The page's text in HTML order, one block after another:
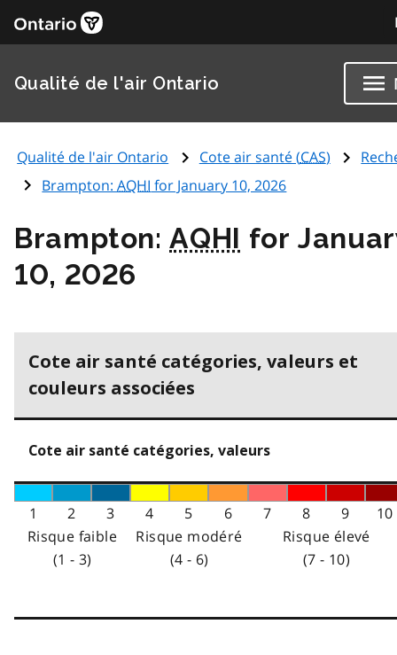
Qualité de l'air Ontario
Qualité de l'air Ontario Cote air santé (CAS)
Brampton:AQHI for January 10, 2026
Brampton:AQHI for
10, 2026
Cote air santé catégories, valeurs et
couleurs associées
Cote air santé catégories, valeurs
1 2 3 4 5 6 7 8 9
10
Risque faible
(1 - 3)
Risque modéré
(4 - 6)
Risque élevé
(7 - 10)